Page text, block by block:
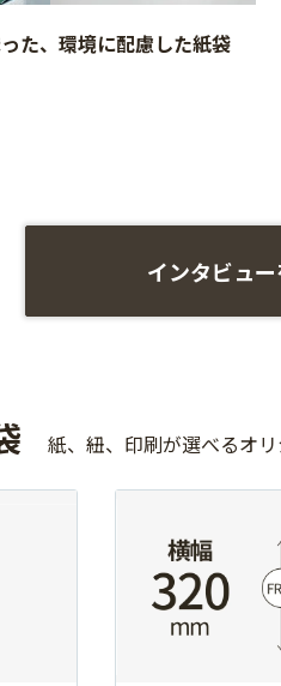
た、環境に配慮した紙袋
インタビュ
紙、紐、印刷が選べるオ